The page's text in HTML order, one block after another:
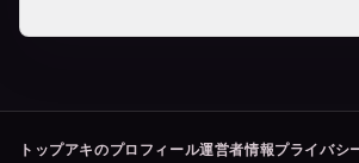
トップアキのプロフィール運営者情報プライバシ